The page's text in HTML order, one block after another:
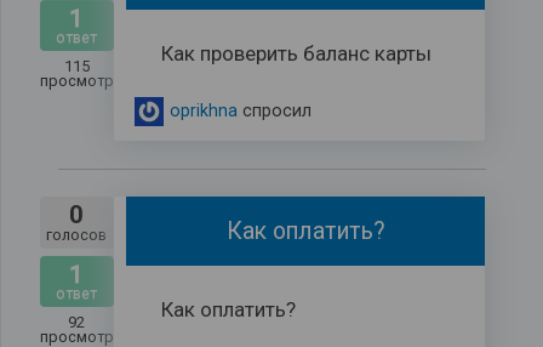
1
ответ
115
просмотров
Как проверить баланс карты
oprikhna спросил
0
голосов
1
ответ
92
просмотров
Как оплатить?
Как оплатить?